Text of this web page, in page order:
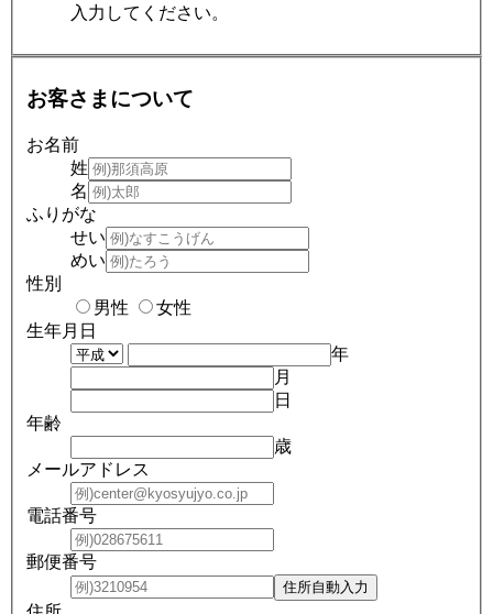
入力してください。
お客さまについて
お名前
姓
名
ふりがな
せい
めい
性別
男性
女性
生年月日
年
月
日
年齢
歳
メールアドレス
電話番号
郵便番号